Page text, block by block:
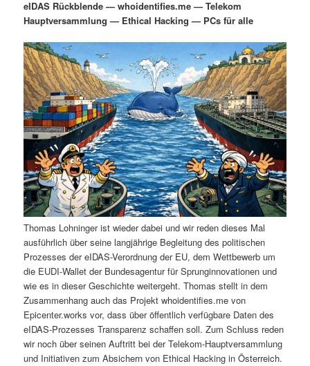
m
ä
r
e
n
I
n
h
a
l
t
s
u
n
d
ä
r
e
n
I
n
h
a
s
n
a
v
i
g
a
t
i
o
n
eIDAS Rückblende — whoidentifies.me — Telekom
Hauptversammlung — Ethical Hacking — PCs für alle
Thomas Lohninger ist wieder dabei und wir reden dieses Mal
ausführlich über seine langjährige Begleitung des politischen
Prozesses der eIDAS-Verordnung der EU, dem Wettbewerb um
die EUDI-Wallet der Bundesagentur für Sprunginnovationen und
wie es in dieser Geschichte weitergeht. Thomas stellt in dem
Zusammenhang auch das Projekt whoidentifies.me von
Epicenter.works vor, dass über öffentlich verfügbare Daten des
eIDAS-Prozesses Transparenz schaffen soll. Zum Schluss reden
wir noch über seinen Auftritt bei der Telekom-Hauptversammlung
und Initiativen zum Absichern von Ethical Hacking in Österreich.